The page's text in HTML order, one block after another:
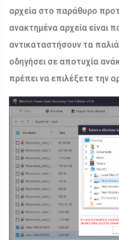
αρχεία στο παράθυρο
ανακτημένα αρχεία είναι
αντικαταστήσουν τα
οδηγήσει σε αποτυχία
πρέπει να επιλέξετε την